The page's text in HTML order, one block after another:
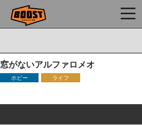
窓がないアルファロメオ
ホビー ライフ